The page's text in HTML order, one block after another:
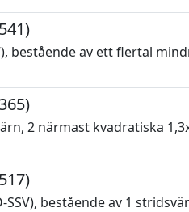
bestående av ett flertal
2 närmast kvadratiska
bestående av 1